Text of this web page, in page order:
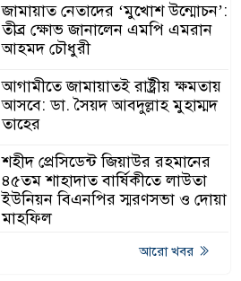
জামায়াত নেতাদের ‘মুখোশ উন্মোচন’:
তীব্র ক্ষোভ জানালেন এমপি এমরান
আহমদ চৌধুরী
আগামীতে জামায়াতই রাষ্ট্রীয় ক্ষমতায়
আসবে: ডা. সৈয়দ আবদুল্লাহ মুহাম্মদ
তাহের
শহীদ প্রেসিডেন্ট জিয়াউর রহমানের
৪৫তম শাহাদাত বার্ষিকীতে লাউতা
ইউনিয়ন বিএনপির স্মরণসভা ও দোয়া
মাহফিল
আরো খবর